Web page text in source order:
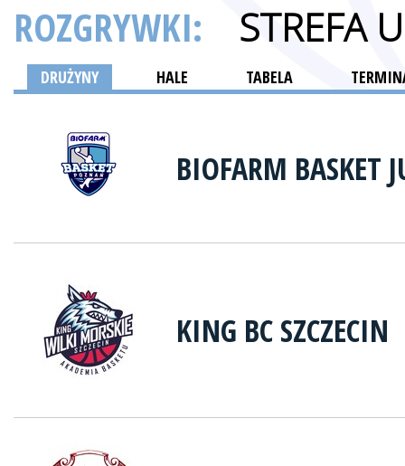
ROZGRYWKI: STREFA
DRUŻYNY HALE TABELA
BIOFARM BASKET
KING BC SZCZECIN